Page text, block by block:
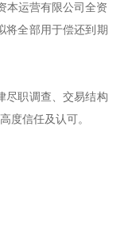
本运营有限公司全资
将全部用于偿还到期
尽职调查、交易结构
度信任及认可。